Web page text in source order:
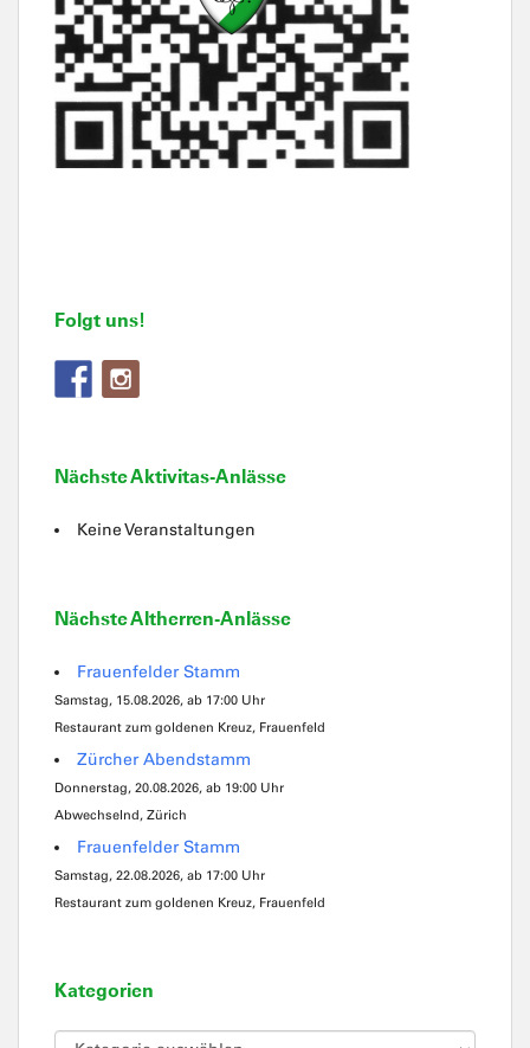
Folgt uns!
Nächste Aktivitas-Anlässe
Keine Veranstaltungen
Nächste Altherren-Anlässe
Frauenfelder Stamm
Samstag, 15.08.2026, ab 17:00 Uhr
Restaurant zum goldenen Kreuz, Frauenfeld
Zürcher Abendstamm
Donnerstag, 20.08.2026, ab 19:00 Uhr
Abwechselnd, Zürich
Frauenfelder Stamm
Samstag, 22.08.2026, ab 17:00 Uhr
Restaurant zum goldenen Kreuz, Frauenfeld
Kategorien
Kategorien